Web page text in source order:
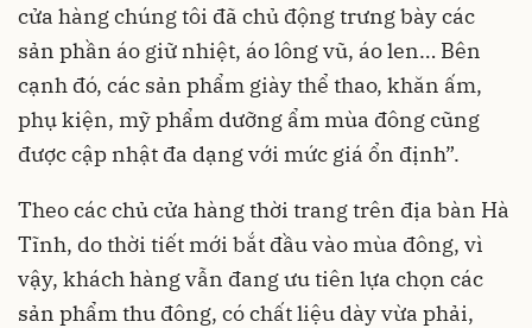
cửa hàng chúng tôi đã chủ động trưng bày các
sản phần áo giữ nhiệt, áo lông vũ, áo len… Bên
cạnh đó, các sản phẩm giày thể thao, khăn ấm,
phụ kiện, mỹ phẩm dưỡng ẩm mùa đông cũng
được cập nhật đa dạng với mức giá ổn định”.
Theo các chủ cửa hàng thời trang trên địa bàn Hà
Tĩnh, do thời tiết mới bắt đầu vào mùa đông, vì
vậy, khách hàng vẫn đang ưu tiên lựa chọn các
sản phẩm thu đông, có chất liệu dày vừa phải,